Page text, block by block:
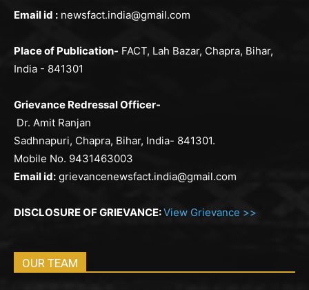
Email id : newsfact.india@gmail.com
Place of Publication- FACT, Lah Bazar, Chapra, Bihar,
India - 841301
Grievance Redressal Officer-
Dr. Amit Ranjan
Sadhnapuri, Chapra, Bihar, India- 841301.
Mobile No. 9431463003
Email id: grievancenewsfact.india@gmail.com
DISCLOSURE OF GRIEVANCE:View Grievance >>
OUR TEAM